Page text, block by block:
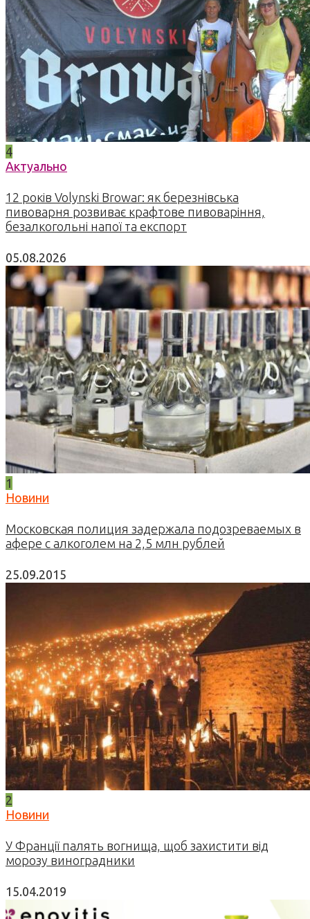
4
Актуально
12 років Volynski Browar: як березнівська
пивоварня розвиває крафтове пивоваріння,
безалкогольні напої та експорт
05.08.2026
1
Новини
Московская полиция задержала подозреваемых в
афере с алкоголем на 2,5 млн рублей
25.09.2015
2
Новини
У Франції палять вогнища, щоб захистити від
морозу виноградники
15.04.2019